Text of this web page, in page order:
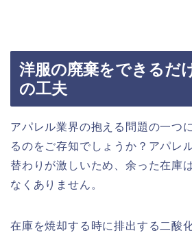
洋服の廃棄をできるだ
の工夫
アパレル業界の抱える問題の一つ
るのをご存知でしょうか？アパレ
替わりが激しいため、余った在庫
なくありません。
在庫を焼却する時に排出する二酸